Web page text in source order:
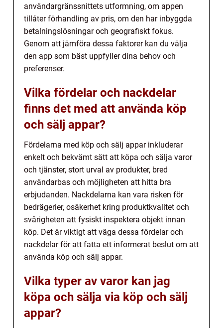
användargränssnittets utformning, om appen
tillåter förhandling av pris, om den har inbyggda
betalningslösningar och geografiskt fokus.
Genom att jämföra dessa faktorer kan du välja
den app som bäst uppfyller dina behov och
preferenser.
Vilka fördelar och nackdelar
finns det med att använda köp
och sälj appar?
Fördelarna med köp och sälj appar inkluderar
enkelt och bekvämt sätt att köpa och sälja varor
och tjänster, stort urval av produkter, bred
användarbas och möjligheten att hitta bra
erbjudanden. Nackdelarna kan vara risken för
bedrägerier, osäkerhet kring produktkvalitet och
svårigheten att fysiskt inspektera objekt innan
köp. Det är viktigt att väga dessa fördelar och
nackdelar för att fatta ett informerat beslut om att
använda köp och sälj appar.
Vilka typer av varor kan jag
köpa och sälja via köp och sälj
appar?